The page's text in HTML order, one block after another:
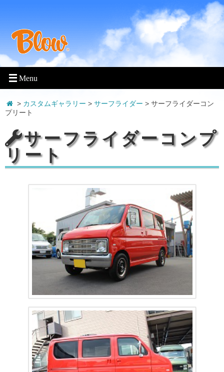
> カスタムギャラリー > サーフライダー > サーフライダーコン
プリート
サーフライダーコンプ
リート